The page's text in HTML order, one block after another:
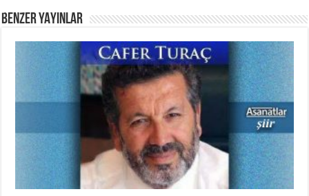
BENZER YAYINLAR